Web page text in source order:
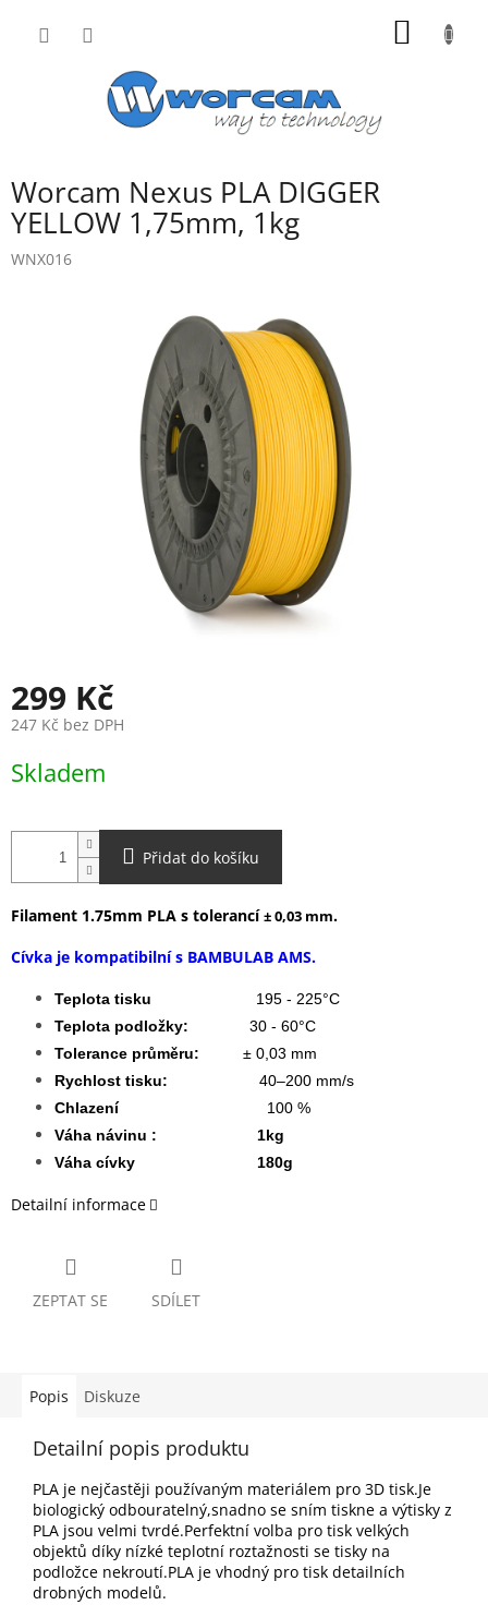
Worcam Nexus PLA DIGGER
YELLOW 1,75mm, 1kg
WNX016
299 Kč
247 Kč bez DPH
cena:
Skladem
Přidat do košíku
Filament 1.75mm PLA s tolerancí± 0,03 mm.
Cívka je kompatibilní s BAMBULAB AMS.
Teplota tisku 195 - 225°C
Teplota podložky:
30 - 60°C
Tolerance průměru:
± 0,03 mm
Rychlost tisku:
40–200 mm/s
Chlazení100 %
Váha návinu : 1kg
Váha cívky 180g
Detailní informace
ZEPTAT SE SDÍLET
Popis Diskuze
Detailní popis produktu
PLA je nejčastěji používaným materiálem pro 3D tisk.Je
biologický odbouratelný,snadno se sním tiskne a výtisky z
PLA jsou velmi tvrdé.Perfektní volba pro tisk velkých
objektů díky nízké teplotní roztažnosti se tisky na
podložce nekroutí.PLA je vhodný pro tisk detailních
drobných modelů.